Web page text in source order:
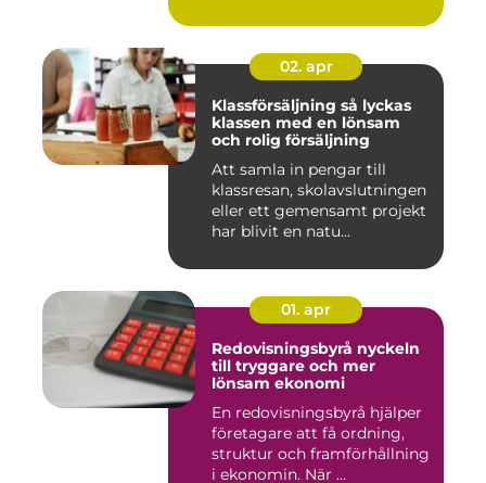
02. apr
Klassförsäljning så lyckas
klassen med en lönsam
och rolig försäljning
Att samla in pengar till
klassresan, skolavslutningen
eller ett gemensamt projekt
har blivit en natu...
01. apr
Redovisningsbyrå nyckeln
till tryggare och mer
lönsam ekonomi
En redovisningsbyrå hjälper
företagare att få ordning,
struktur och framförhållning
i ekonomin. När ...